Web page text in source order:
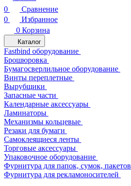
0
Сравнение
0
Избранное
0 Корзина
Каталог
Fastbind оборудование
Брошюровка
Бумагосверлильное оборудование
Винты переплетные
Вырубщики
Запасные части
Календарные аксессуары
Ламинаторы
Механизмы кольцевые
Резаки для бумаги
Самоклеящиеся ленты
Торговые аксессуары
Упаковочное оборудование
Фурнитура для папок, сумок, пакетов
Фурнитура для рекламоносителей